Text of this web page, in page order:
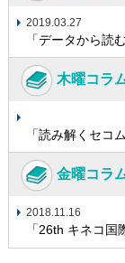
2019.03.27
「データから読
木曜コラ
「読み解くセコ
金曜コラ
2018.11.16
「26th キネコ